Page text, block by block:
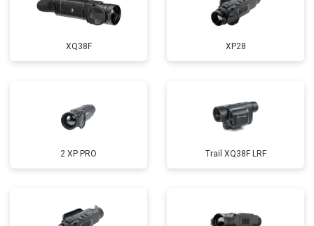
XQ38F XP28
2 XP PRO Trail XQ38F LRF